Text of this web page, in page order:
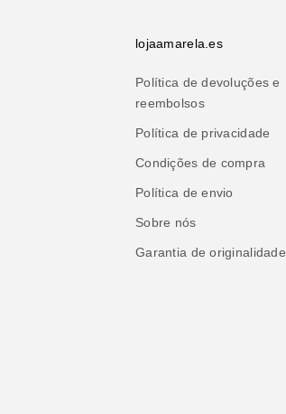
lojaamarela.es
Política de devoluções e
reembolsos
Política de privacidade
Condições de compra
Política de envio
Sobre nós
Garantia de originalidade